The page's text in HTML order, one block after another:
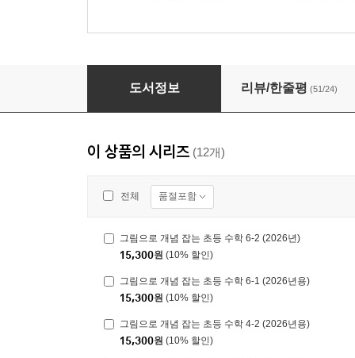
그림으로 개념 잡는 초등 수학 3-1 (2026년용)
도서정보 리뷰/한줄평 (51/24)
이 상품의 시리즈 (12개)
전체 품절포함
그림으로 개념 잡는 초등 수학 6-2 (2026년)
15,300원 (10% 할인)
그림으로 개념 잡는 초등 수학 6-1 (2026년용)
15,300원 (10% 할인)
그림으로 개념 잡는 초등 수학 4-2 (2026년용)
15,300원 (10% 할인)